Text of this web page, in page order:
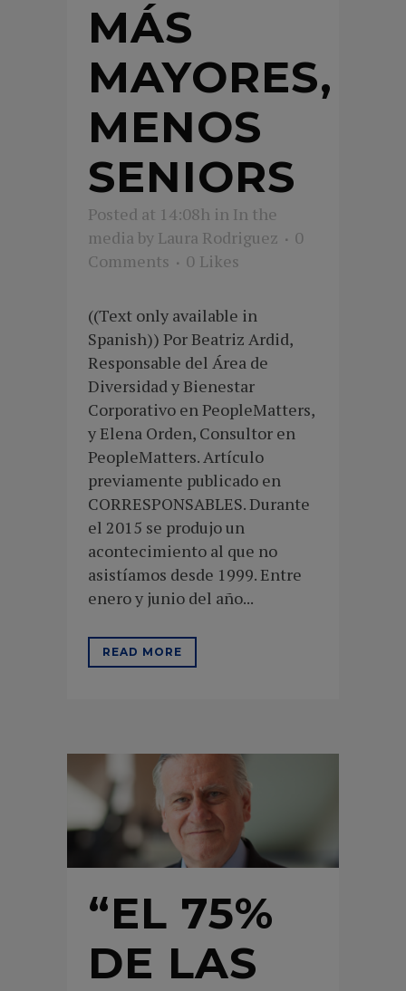
MÁS
MAYORES,
MENOS
SENIORS
Posted at 14:08h in In the
media by Laura Rodriguez
0
Comments
0 Likes
((Text only available in
Spanish)) Por Beatriz Ardid,
Responsable del Área de
Diversidad y Bienestar
Corporativo en PeopleMatters,
y Elena Orden, Consultor en
PeopleMatters. Artículo
previamente publicado en
CORRESPONSABLES. Durante
el 2015 se produjo un
acontecimiento al que no
asistíamos desde 1999. Entre
enero y junio del año...
READ MORE
“EL 75%
DE LAS